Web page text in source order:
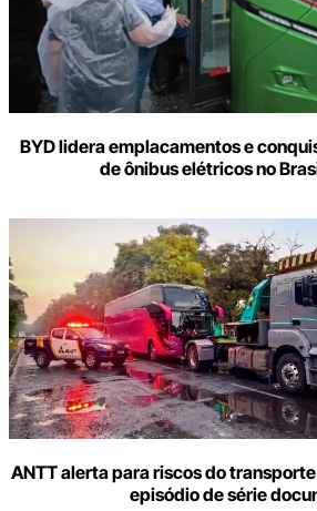
BYD lidera emplacamentos e
de ônibus elétricos no
ANTT alerta para riscos do
episódio de série